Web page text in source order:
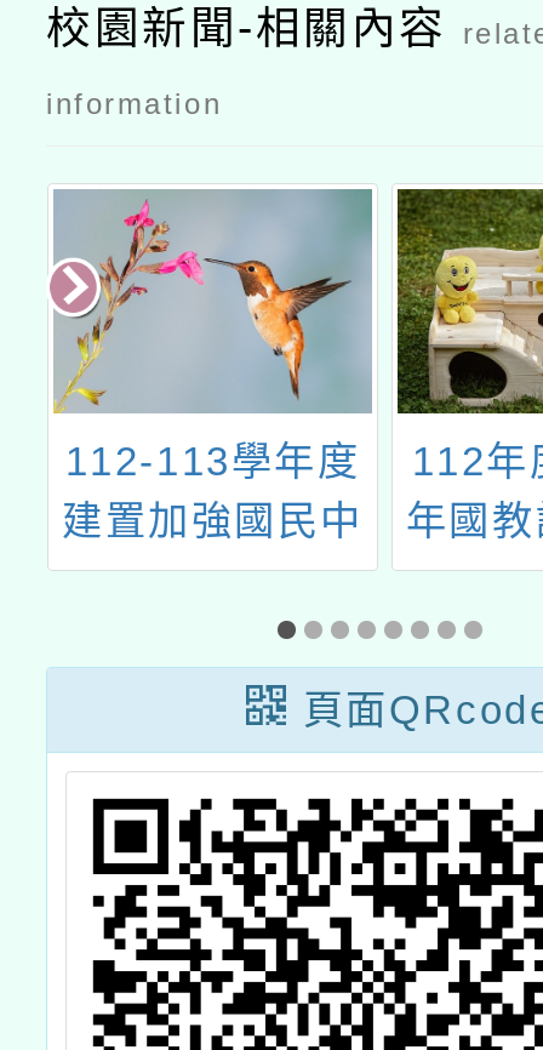
校園新聞-相關內容
information
112-113學年度
建置加強國民中
小學英語口說能
力教師資源計
畫」辦理教師研
習簡章及計畫
112年
年國
語文
量計
族語
評
頁面